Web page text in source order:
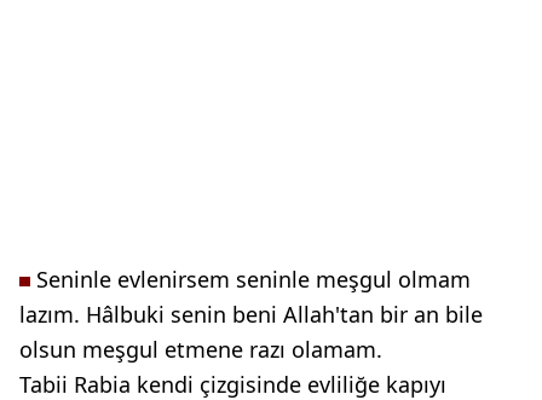
Seninle evlenirsem seninle meşgul olmam
lazım. Hâlbuki senin beni Allah'tan bir an bile
olsun meşgul etmene razı olamam.
Tabii Rabia kendi çizgisinde evliliğe kapıyı